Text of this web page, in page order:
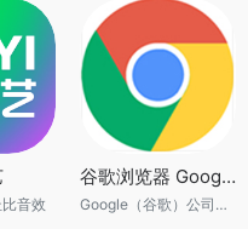
音效
谷歌浏览器 Google Chrome
Google（谷歌）公司开发的网页浏览器